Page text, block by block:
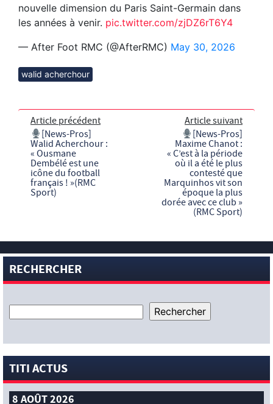
nouvelle dimension du Paris Saint-Germain dans
les années à venir. pic.twitter.com/zjDZ6rT6Y4
— After Foot RMC (@AfterRMC) May 30, 2026
walid acherchour
Article précédent
[News-Pros]
Walid Acherchour :
« Ousmane
Dembélé est une
icône du football
français ! »(RMC
Sport)
Article suivant
[News-Pros]
Maxime Chanot :
« C’est à la période
où il a été le plus
contesté que
Marquinhos vit son
époque la plus
dorée avec ce club »
(RMC Sport)
RECHERCHER
TITI ACTUS
8 AOÛT 2026